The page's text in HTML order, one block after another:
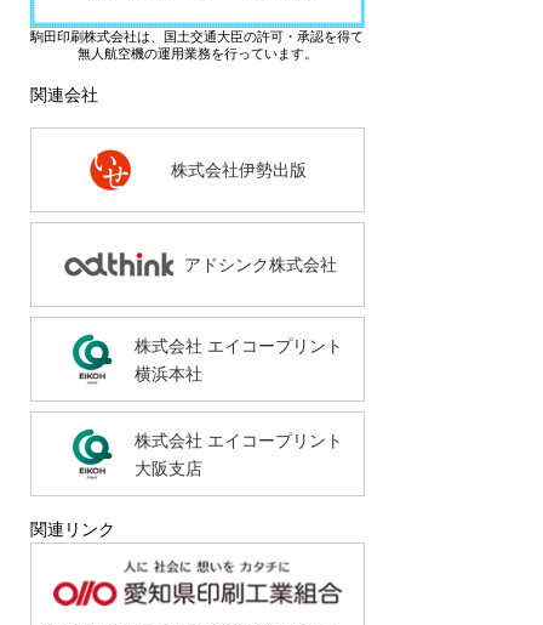
駒田印刷株式会社は、国土交通大臣の許可・承認を得て
無人航空機の運用業務を行っています。
関連会社
株式会社伊勢出版
アドシンク株式会社
株式会社 エイコープリント
横浜本社
株式会社 エイコープリント
大阪支店
関連リンク